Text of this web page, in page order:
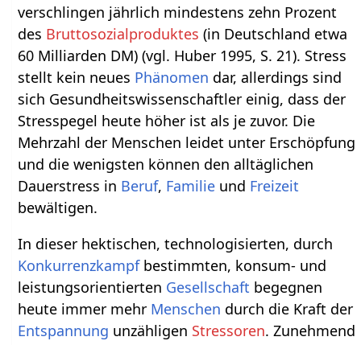
verschlingen jährlich mindestens zehn Prozent
des Bruttosozialproduktes (in Deutschland etwa
60 Milliarden DM) (vgl. Huber 1995, S. 21). Stress
stellt kein neues Phänomen dar, allerdings sind
sich Gesundheitswissenschaftler einig, dass der
Stresspegel heute höher ist als je zuvor. Die
Mehrzahl der Menschen leidet unter Erschöpfung
und die wenigsten können den alltäglichen
Dauerstress in Beruf, Familie und Freizeit
bewältigen.
In dieser hektischen, technologisierten, durch
Konkurrenzkampfbestimmten, konsum- und
leistungsorientierten Gesellschaft begegnen
heute immer mehr Menschen durch die Kraft der
Entspannung unzähligen Stressoren. Zunehmend